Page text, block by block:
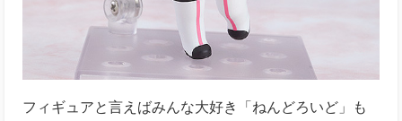
フィギュアと言えばみんな大好き「ねんどろいど」も